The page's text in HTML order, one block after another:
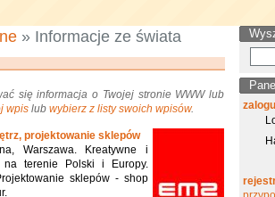
» Informacje ze świata
się informacja o Twojej stronie WWW lub
wpis lub wybierz z listy swoich wpisów.
projektowanie sklepów
Warszawa. Kreatywne i
na terenie Polski i Europy.
sklepów - shop